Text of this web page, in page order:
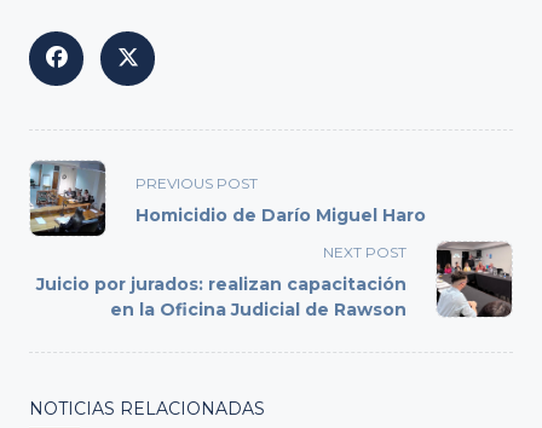
<span
class="nav-
subtitle
reader-
text">Page</span>
PREVIOUS POST
Homicidio de Darío Miguel Haro
NEXT POST
Juicio por jurados: realizan capacitación
en la Oficina Judicial de Rawson
NOTICIAS RELACIONADAS